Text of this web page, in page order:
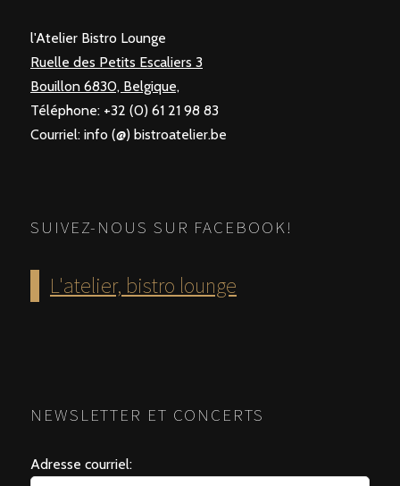
l'Atelier Bistro Lounge
Ruelle des Petits Escaliers 3
Bouillon 6830, Belgique,
Téléphone: +32 (0) 61 21 98 83
Courriel: info (@) bistroatelier.be
SUIVEZ-NOUS SUR FACEBOOK!
L'atelier, bistro lounge
NEWSLETTER ET CONCERTS
Adresse courriel: